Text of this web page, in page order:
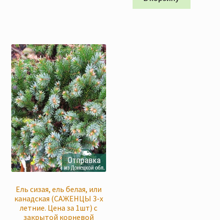
150 грн
Eль сизая, ель белая, или
канадская (САЖЕНЦЫ 3-х
летние. Цена за 1шт) с
закрытой корневой